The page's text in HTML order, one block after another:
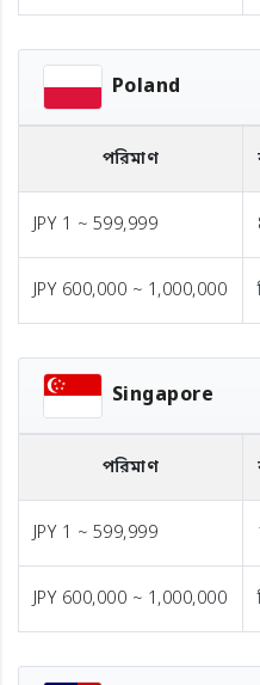
Poland
পরিমাণ
JPY 1 ~ 599,999
JPY 600,000 ~ 1,000,000
Singapore
পরিমাণ
JPY 1 ~ 599,999
JPY 600,000 ~ 1,000,000